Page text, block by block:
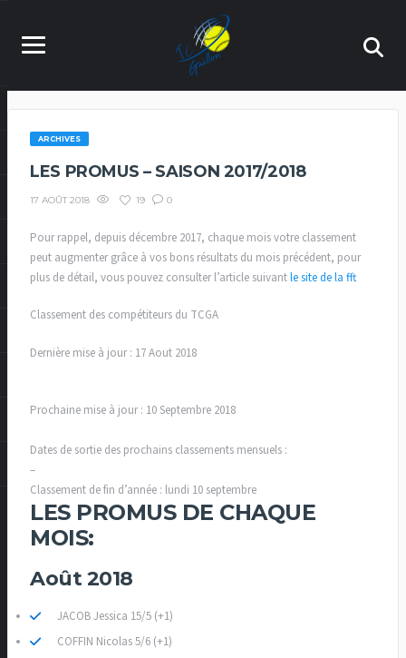
ARCHIVES
LES PROMUS – SAISON 2017/2018
17 AOÛT 2018 19 0
Pour rappel, depuis décembre 2017, chaque mois votre classement
peut augmenter grâce à vos bons résultats du mois précédent, pour
plus de détail, vous pouvez consulter l’article suivantle site de la fft
Classement des compétiteurs du TCGA
Dernière mise à jour : 17 Aout 2018
Prochaine mise à jour : 10 Septembre 2018
Dates de sortie des prochains classements mensuels :
–
Classement de fin d’année : lundi 10 septembre
LES PROMUS DE CHAQUE
MOIS:
Août 2018
JACOB Jessica 15/5 (+1)
COFFIN Nicolas 5/6 (+1)